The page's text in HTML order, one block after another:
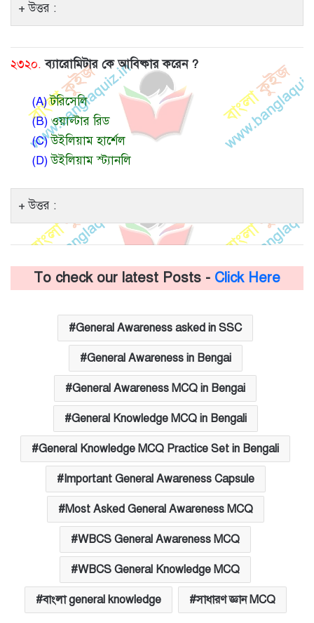
উত্তর :
২৩২০. ব্যারোমিটার কে আবিষ্কার করেন ?
(A)টরিসেলি
(B) ওয়াল্টার রিড
(C)উইলিয়াম হার্শেল
(D)উইলিয়াম স্ট্যানলি
উত্তর :
To check our latest Posts - Click Here
General Awareness asked in SSC
General Awareness in Bengai
General Awareness MCQ in Bengai
General Knowledge MCQ in Bengali
General Knowledge MCQ Practice Set in Bengali
Important General Awareness Capsule
Most Asked General Awareness MCQ
WBCS General Awareness MCQ
WBCS General Knowledge MCQ
বাংলা general knowledge সাধারণ জ্ঞান MCQ